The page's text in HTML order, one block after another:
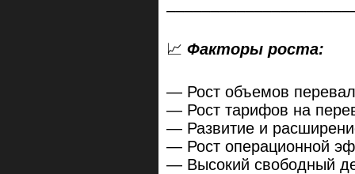
📈 Факторы роста:
— Рост объемов
— Рост тарифов на
— Развитие и
— Рост операционной
— Высокий свободный